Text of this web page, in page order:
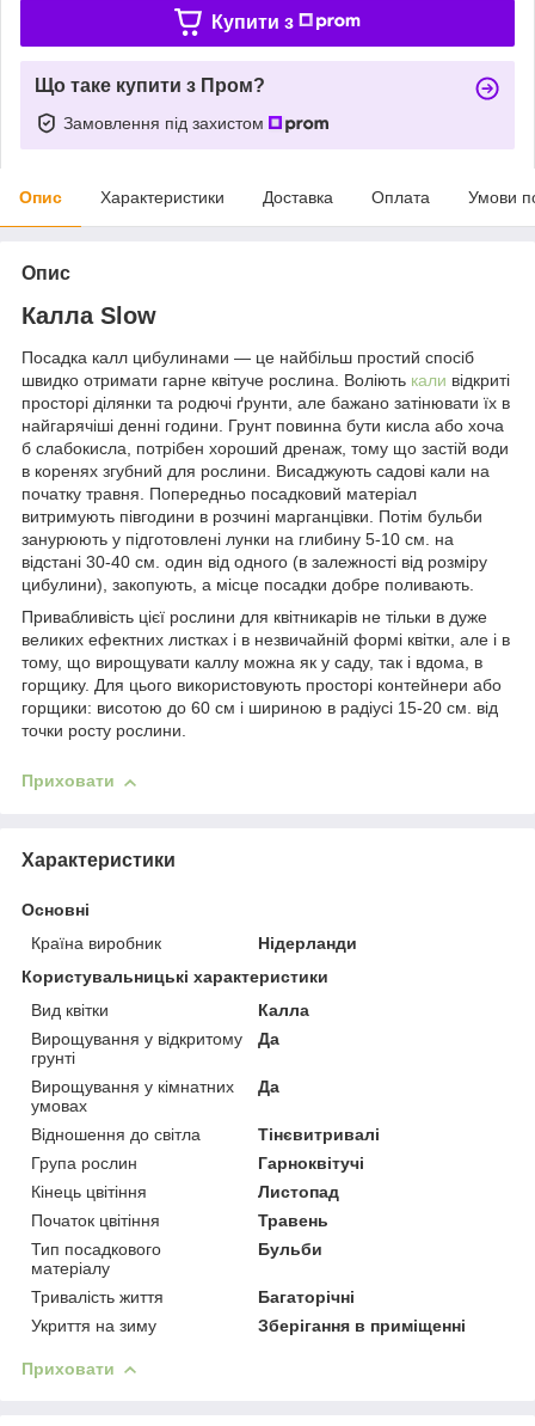
Купити з
Що таке купити з Пром?
Замовлення під захистом
Опис Характеристики Доставка Оплата Умови
Опис
Калла Slow
Посадка калл цибулинами — це найбільш простий спосіб
швидко отримати гарне квітуче рослина. Воліють кали відкриті
просторі ділянки та родючі ґрунти, але бажано затінювати їх в
найгарячіші денні години. Грунт повинна бути кисла або хоча
б слабокисла, потрібен хороший дренаж, тому що застій води
в коренях згубний для рослини. Висаджують садові кали на
початку травня. Попередньо посадковий матеріал
витримують півгодини в розчині марганцівки. Потім бульби
занурюють у підготовлені лунки на глибину 5-10 см. на
відстані 30-40 см. один від одного (в залежності від розміру
цибулини), закопують, а місце посадки добре поливають.
Привабливість цієї рослини для квітникарів не тільки в дуже
великих ефектних листках і в незвичайній формі квітки, але і в
тому, що вирощувати каллу можна як у саду, так і вдома, в
горщику. Для цього використовують просторі контейнери або
горщики: висотою до 60 см і шириною в радіусі 15-20 см. від
точки росту рослини.
Приховати
Характеристики
Основні
Країна виробник
Нідерланди
Користувальницькі характеристики
Вид квітки
Калла
Вирощування у відкритому
грунті
Да
Вирощування у кімнатних
умовах
Да
Відношення до світла
Тінєвитривалі
Група рослин
Гарноквітучі
Кінець цвітіння
Листопад
Початок цвітіння
Травень
Тип посадкового
матеріалу
Бульби
Тривалість життя
Багаторічні
Укриття на зиму
Зберігання в приміщенні
Приховати